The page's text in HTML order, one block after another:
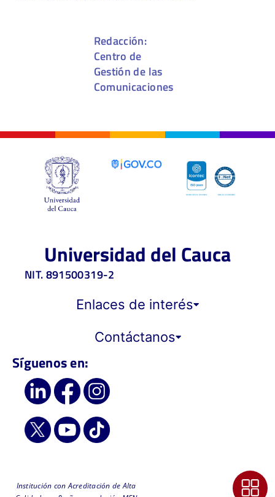
Redacción:
Centro de
Gestión de las
Comunicaciones
Universidad del Cauca
NIT. 891500319-2
Enlaces de interés
Contáctanos
Síguenos en:
Institución con Acreditación de Alta